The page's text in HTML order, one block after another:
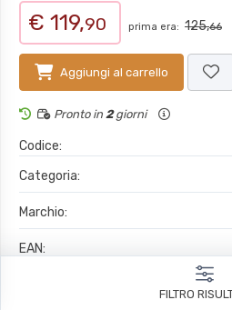
€ 119,90 prima era: 125,66
Aggiungi al carrello
Pronto in 2giorni
Codice:
Categoria:
Marchio:
EAN:
FILTRO